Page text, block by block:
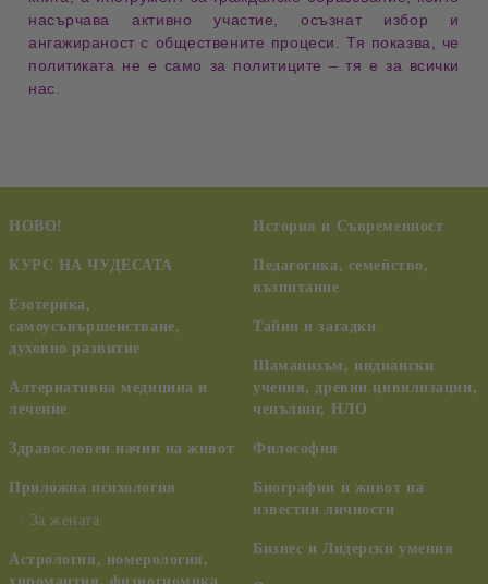
насърчаваактивно участие ,осъзнат избор и
ангажираност с обществените процеси
. Тя показва, че
политиката не е само за политиците – тя е за всички
нас.
НОВО!
КУРС НА ЧУДЕСАТА
Езотерика,
самоусъвършенстване,
духовно развитие
Алтернативна медицина и
лечение
Здравословен начин на живот
Приложна психология
За жената
Астрология, номерология,
История и Съвременност
Педагогика, семейство,
възпитание
Тайни и загадки
Шаманизъм, индиански
учения, древни цивилизации,
ченълинг, НЛО
Философия
Биографии и живот на
известни личности
Бизнес и Лидерски умения